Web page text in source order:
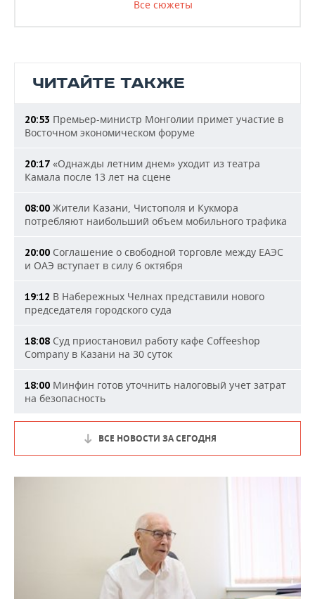
Все сюжеты
ЧИТАЙТЕ ТАКЖЕ
20:53 Премьер-министр Монголии примет участие в
Восточном экономическом форуме
20:17 «Однажды летним днем» уходит из театра
Камала после 13 лет на сцене
08:00 Жители Казани, Чистополя и Кукмора
потребляют наибольший объем мобильного трафика
20:00 Соглашение о свободной торговле между ЕАЭС
и ОАЭ вступает в силу 6 октября
19:12 В Набережных Челнах представили нового
председателя городского суда
18:08 Суд приостановил работу кафе Coffeeshop
Company в Казани на 30 суток
18:00 Минфин готов уточнить налоговый учет затрат
на безопасность
ВСЕ НОВОСТИ ЗА СЕГОДНЯ